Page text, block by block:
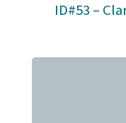
ID#53 –